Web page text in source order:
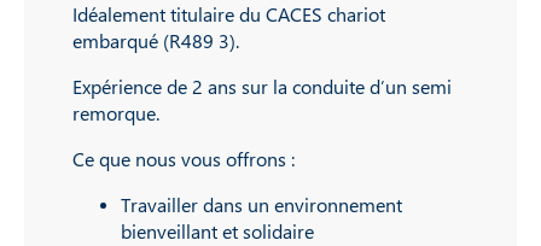
Idéalement titulaire du CACES chariot
embarqué (R489 3).
Expérience de 2 ans sur la conduite d’un semi
remorque.
Ce que nous vous offrons :
Travailler dans un environnement
bienveillant et solidaire